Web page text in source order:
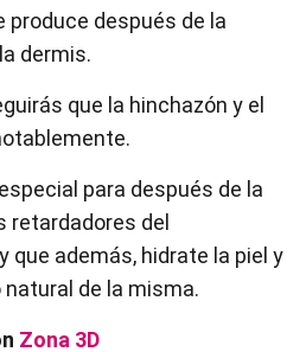
produce después de la
dermis.
que la hinchazón y el
para después de la
retardadores del
que además, hidrate la piel y
de la misma.
Zona 3D